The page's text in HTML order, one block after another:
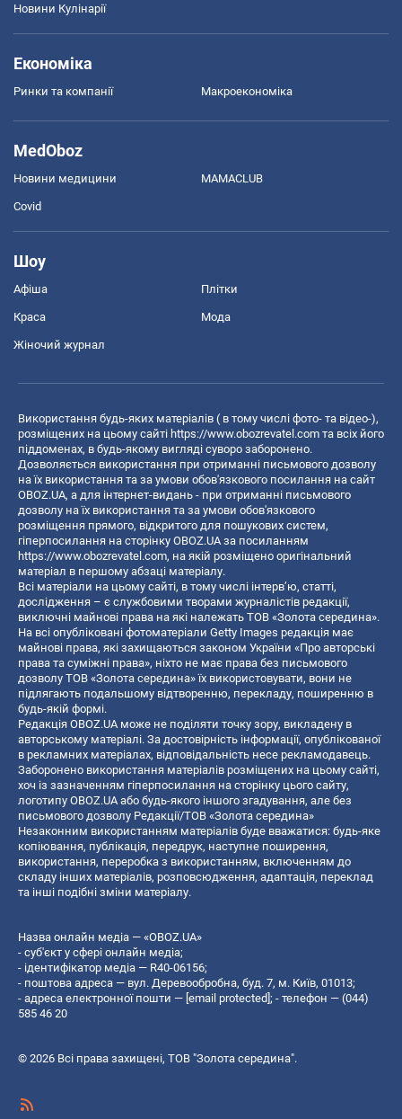
Новини Кулінарії
Економіка
Ринки та компанії Макроекономіка
MedOboz
Новини медицини MAMACLUB
Covid
Шоу
Афіша Плітки
Краса Мода
Жіночий журнал
Використання будь-яких матеріалів ( в тому числі фото- та відео-),
розміщених на цьому сайті https://www.obozrevatel.com та всіх його
піддоменах, в будь-якому вигляді суворо заборонено.
Дозволяється використання при отриманні письмового дозволу
на їх використання та за умови обов'язкового посилання на сайт
OBOZ.UA, а для інтернет-видань - при отриманні письмового
дозволу на їх використання та за умови обов'язкового
розміщення прямого, відкритого для пошукових систем,
гіперпосилання на сторінку OBOZ.UA за посиланням
https://www.obozrevatel.com, на якій розміщено оригінальний
матеріал в першому абзаці матеріалу.
Всі матеріали на цьому сайті, в тому числі інтерв’ю, статті,
дослідження – є службовими творами журналістів редакції,
виключні майнові права на які належать ТОВ «Золота середина».
На всі опубліковані фотоматеріали Getty Images редакція має
майнові права, які захищаються законом України «Про авторські
права та суміжні права», ніхто не має права без письмового
дозволу ТОВ «Золота середина» їх використовувати, вони не
підлягають подальшому відтворенню, перекладу, поширенню в
будь-якій формі.
Редакція OBOZ.UA може не поділяти точку зору, викладену в
авторському матеріалі. За достовірність інформації, опублікованої
в рекламних матеріалах, відповідальність несе рекламодавець.
Заборонено використання матеріалів розміщених на цьому сайті,
хоч із зазначенням гіперпосилання на сторінку цього сайту,
логотипу OBOZ.UA або будь-якого іншого згадування, але без
письмового дозволу Редакції/ТОВ «Золота середина»
Незаконним використанням матеріалів буде вважатися: будь-яке
копiювання, публiкацiя, передрук, наступне поширення,
використання, переробка з використанням, включенням до
складу інших матеріалів, розповсюдження, адаптація, переклад
та інші подібні зміни матеріалу.
Назва онлайн медіа — «OBOZ.UA»
- суб'єкт у сфері онлайн медіа;
- ідентифікатор медіа — R40-06156;
- поштова адреса — вул. Деревообробна, буд. 7, м. Київ, 01013;
- адреса електронної пошти — [email protected] ; - телефон — (044)
585 46 20
© 2026 Всі права захищені, ТОВ "Золота середина".